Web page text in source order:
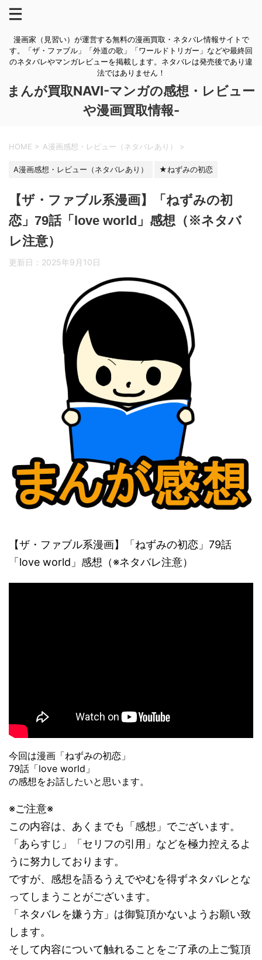
漫画家（見習い）が運営する無料の漫画買取・ネタバレ情報サイトで
す。「ザ・ファブル」「外道の歌」「ワールドトリガー」などや最終回
のネタバレやマンガレビューを掲載します。ネタバレは発売後であり違
法ではありません！
まんが買取NAVI-マンガの感想・レビュー
や漫画買取情報-
HOME > A漫画感想・レビュー（ネタバレあり） >
A漫画感想・レビュー（ネタバレあり） ★ねずみの初恋
【ザ・ファブル系漫画】「ねずみの初
恋」79話「love world」感想（※ネタバ
レ注意）
更新日： 2025年9月10日
【ザ・ファブル系漫画】「ねずみの初恋」79話
「love world」感想（※ネタバレ注意）
今回は漫画「ねずみの初恋」
79話「love world」
の感想をお話したいと思います。
※ご注意※
この内容は、あくまでも「感想」でございます。
「あらすじ」「セリフの引用」などを極力控えるよ
うに努力しております。
ですが、感想を語るうえでやむを得ずネタバレとな
ってしまうことがございます。
「ネタバレを嫌う方」は御覧頂かないようお願い致
します。
そして内容について触れることをご了承の上ご覧頂